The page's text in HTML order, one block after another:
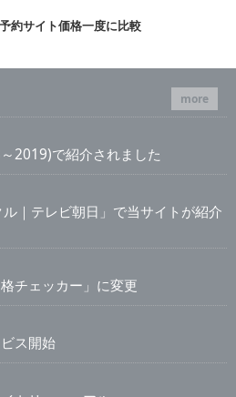
約サイト価格一度に比較
more
2019)で紹介されました
ル｜テレビ朝日」で当サイトが紹介
チェッカー」に変更
ス開始